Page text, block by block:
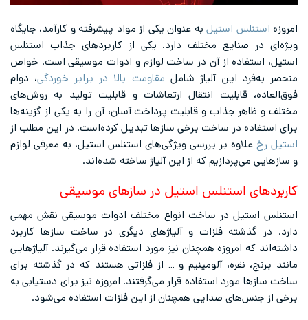
امروزه استنلس استیلبه عنوان یکی از مواد پیشرفته و کارآمد، جایگاه
ویژه‌ای در صنایع مختلف دارد. یکی از کاربردهای جذاب استنلس
استیل، استفاده از آن در ساخت لوازم و ادوات موسیقی است. خواص
منحصر به‌فرد این آلیاژ شامل مقاومت بالا در برابر خوردگی، دوام
فوق‌العاده، قابلیت انتقال ارتعاشات و قابلیت تولید به روش‌های
مختلف و ظاهر جذاب و قابلیت پرداخت آسان، آن را به یکی از گزینه‌ها
برای استفاده در ساخت برخی سازها تبدیل کرده‌است. در این مطلب از
استیل رخ علاوه بر بررسی ویژگی‌های استنلس استیل، به معرفی لوازم
و سازهایی می‌پردازیم که از این آلیاژ ساخته شده‌اند.
کاربردهای استنلس استیل در سازهای موسیقی
استنلس استیل در ساخت انواع مختلف ادوات موسیقی نقش مهمی
دارد. در گذشته فلزات و آلیاژهای دیگری در ساخت سازها کاربرد
داشته‌اند که امروزه همچنان نیز مورد استفاده قرار می‌گیرند. آلیاژهایی
مانند برنج، نقره، آلومینیم و … از فلزاتی هستند که در گذشته برای
ساخت سازها مورد استفاده قرار می‌گرفتند. امروزه نیز برای دستیابی به
برخی از جنس‌های صدایی همچنان از این فلزات استفاده می‌شود.